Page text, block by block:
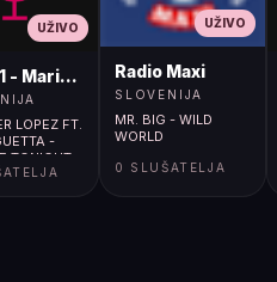
UŽIVO
- Maribor (107.9MHz)
LOPEZ FT.
-
TONIGHT
UŽIVO
Radio Maxi
SLOVENIJA
MR. BIG - WILD
WORLD
0 SLUŠATELJA